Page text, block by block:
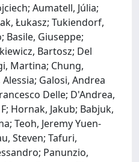
Aumatell, Júlia;
Łukasz; Tukiendorf,
Basile, Giuseppe;
Bartosz; Del
Martina; Chung,
Galosi, Andrea
Delle; D'Andrea,
Hornak, Jakub; Babjuk,
Teoh, Jeremy Yuen-
Steven; Tafuri,
Panunzio,